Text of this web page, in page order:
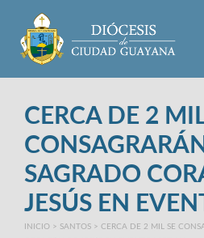
CERCA DE 2
SAGRADO
JESÚS EN
INICIO > SANTOS > CERCA DE 2 MIL SE